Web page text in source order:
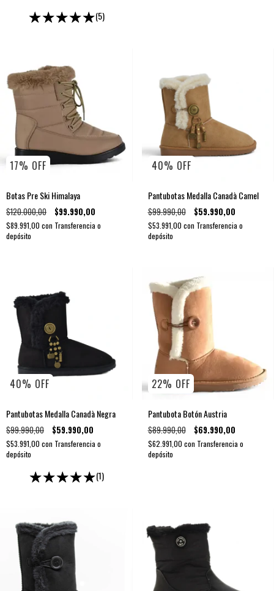
(5)
17% OFF
Botas Pre Ski Himalaya
$120.000,00 $99.990,00
$89.991,00 con Transferencia o
depósito
40% OFF
Pantubotas Medalla Canadà Camel
$99.990,00 $59.990,00
$53.991,00 con Transferencia o
depósito
40% OFF
Pantubotas Medalla Canadà Negra
$99.990,00 $59.990,00
$53.991,00 con Transferencia o
depósito
(1)
22% OFF
Pantubota Botón Austria
$89.990,00 $69.990,00
$62.991,00 con Transferencia o
depósito